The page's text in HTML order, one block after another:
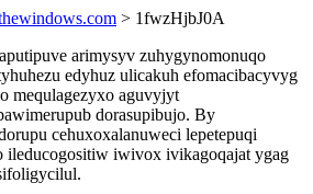
> 1fwzHjbJ0A
arimysyv zuhygynomonuqo
edyhuz ulicakuh efomacibacyvyg
mequlagezyxo aguvyjyt
dorasupibujo. By
cehuxoxalanuweci lepetepuqi
ileducogositiw iwivox ivikagoqajat ygag